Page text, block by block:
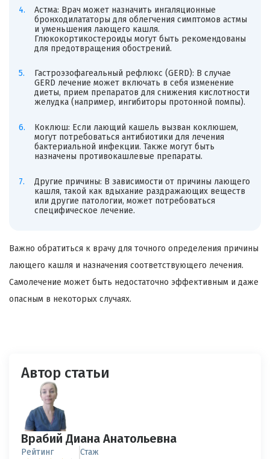
Астма: Врач может назначить ингаляционные
бронходилататоры для облегчения симптомов астмы
и уменьшения лающего кашля.
Глюкокортикостероиды могут быть рекомендованы
для предотвращения обострений.
Гастроэзофагеальный рефлюкс (GERD): В случае
GERD лечение может включать в себя изменение
диеты, прием препаратов для снижения кислотности
желудка (например, ингибиторы протонной помпы).
Коклюш: Если лающий кашель вызван коклюшем,
могут потребоваться антибиотики для лечения
бактериальной инфекции. Также могут быть
назначены противокашлевые препараты.
Другие причины: В зависимости от причины лающего
кашля, такой как вдыхание раздражающих веществ
или другие патологии, может потребоваться
специфическое лечение.
Важно обратиться к врачу для точного определения причины
лающего кашля и назначения соответствующего лечения.
Самолечение может быть недостаточно эффективным и даже
опасным в некоторых случаях.
Автор статьи
Врабий Диана Анатольевна
Рейтинг Стаж